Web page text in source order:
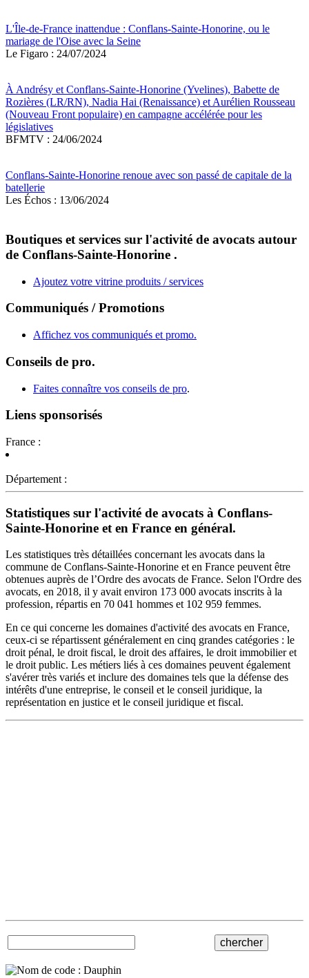
L'Île-de-France inattendue : Conflans-Sainte-Honorine, ou le
mariage de l'Oise avec la Seine
Le Figaro : 24/07/2024
À Andrésy et Conflans-Sainte-Honorine (Yvelines), Babette de
Rozières (LR/RN), Nadia Hai (Renaissance) et Aurélien Rousseau
(Nouveau Front populaire) en campagne accélérée pour les
législatives
BFMTV : 24/06/2024
Conflans-Sainte-Honorine renoue avec son passé de capitale de la
batellerie
Les Échos : 13/06/2024
Boutiques et services sur l'activité de avocats autour
de Conflans-Sainte-Honorine .
Ajoutez votre vitrine produits / services
Communiqués / Promotions
Affichez vos communiqués et promo.
Conseils de pro.
Faites connaître vos conseils de pro.
Liens sponsorisés
France :
Département :
Statistiques sur l'activité de avocats à Conflans-
Sainte-Honorine et en France en général.
Les statistiques très détaillées concernant les avocats dans la
commune de Conflans-Sainte-Honorine et en France peuvent être
obtenues auprès de l’Ordre des avocats de France. Selon l'Ordre des
avocats, en 2018, il y avait environ 173 000 avocats inscrits à la
profession, répartis en 70 041 hommes et 102 959 femmes.
En ce qui concerne les domaines d'activité des avocats en France,
ceux-ci se répartissent généralement en cinq grandes catégories : le
droit pénal, le droit fiscal, le droit des affaires, le droit immobilier et
le droit public. Les métiers liés à ces domaines peuvent également
s'avérer très variés et inclure des domaines tels que la défense des
intérêts d'une entreprise, le conseil et le conseil juridique, la
représentation en justice et le conseil juridique et fiscal.